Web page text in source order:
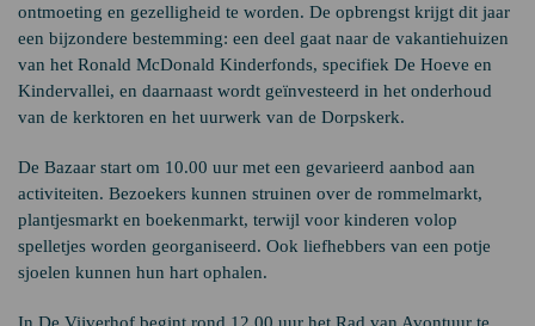
ontmoeting en gezelligheid te worden. De opbrengst krijgt dit jaar
een bijzondere bestemming: een deel gaat naar de vakantiehuizen
van het Ronald McDonald Kinderfonds, specifiek De Hoeve en
Kindervallei, en daarnaast wordt geïnvesteerd in het onderhoud
van de kerktoren en het uurwerk van de Dorpskerk.
De Bazaar start om 10.00 uur met een gevarieerd aanbod aan
activiteiten. Bezoekers kunnen struinen over de rommelmarkt,
plantjesmarkt en boekenmarkt, terwijl voor kinderen volop
spelletjes worden georganiseerd. Ook liefhebbers van een potje
sjoelen kunnen hun hart ophalen.